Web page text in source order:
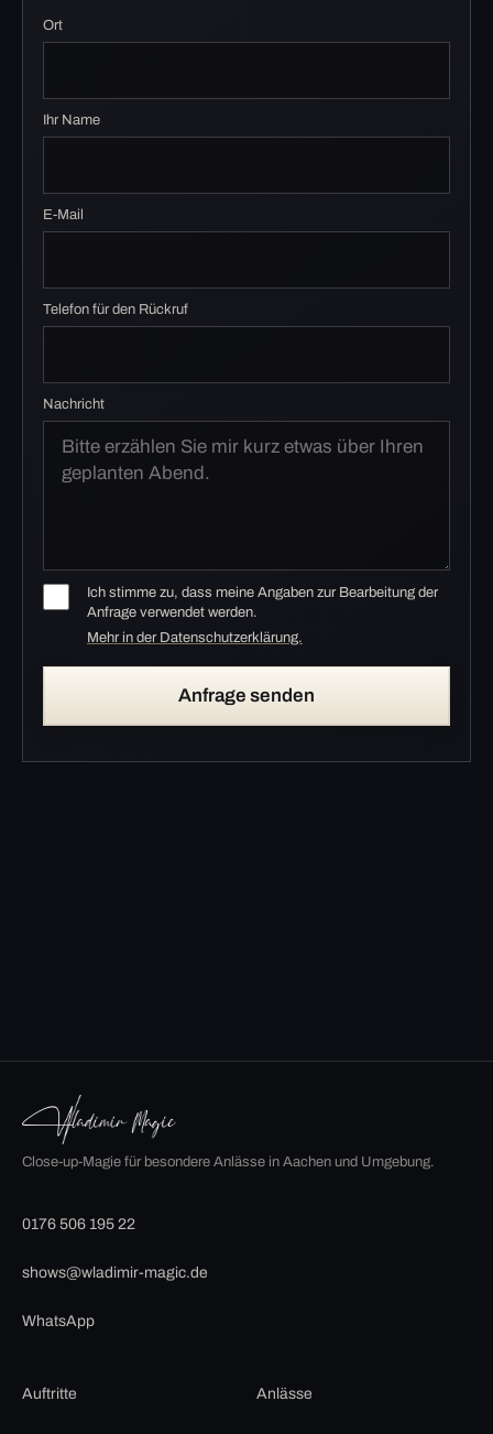
Ort
Ihr Name
E-Mail
Telefon für den Rückruf
Nachricht
Ich stimme zu, dass meine Angaben zur Bearbeitung der
Anfrage verwendet werden.
Mehr in der Datenschutzerklärung.
Anfrage senden
Close-up-Magie für besondere Anlässe in Aachen und Umgebung.
0176 506 195 22
shows@wladimir-magic.de
WhatsApp
Auftritte Anlässe